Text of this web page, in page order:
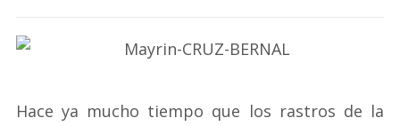
Hace ya mucho tiempo que los rastros de la